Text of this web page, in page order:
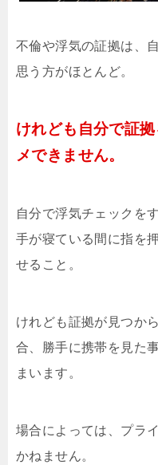
不倫や浮気の証拠は、
思う方がほとんど。
けれども自分で証
メできません。
自分で浮気チェックを
手が寝ている間に指を
せること。
けれども証拠が見つか
合、勝手に携帯を見た
まいます。
場合によっては、プラ
かねません。